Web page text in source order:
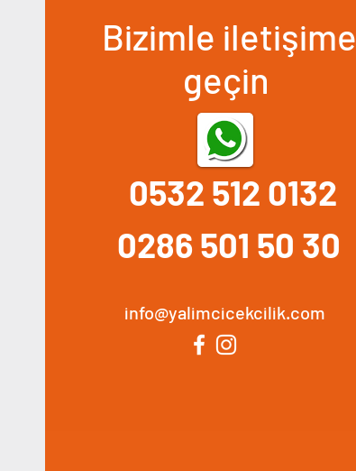
Bizimle iletişime
geçin
0532 512 0132
0286 501 50 30
info@yalimcicekcilik.com